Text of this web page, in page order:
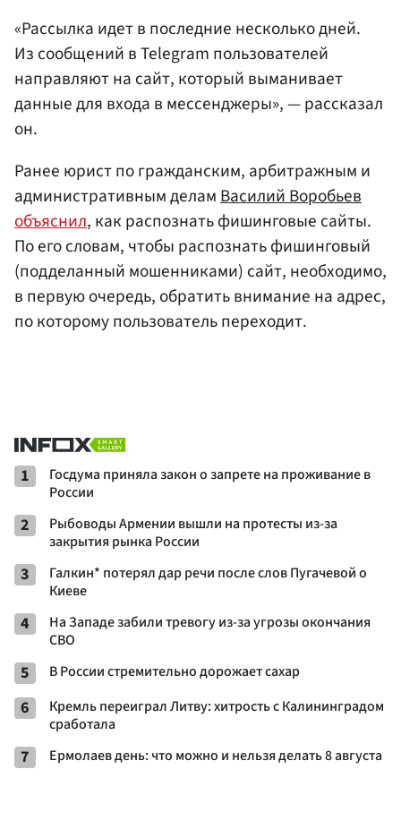
«Рассылка идет в последние несколько дней.
Из сообщений в Telegram пользователей
направляют на сайт, который выманивает
данные для входа в мессенджеры», — рассказал
он.
Ранее юрист по гражданским, арбитражным и
административным деламВасилий Воробьев
объяснил, как распознать фишинговые сайты.
По его словам, чтобы распознать фишинговый
(подделанный мошенниками) сайт, необходимо,
в первую очередь, обратить внимание на адрес,
по которому пользователь переходит.
1
Госдума приняла закон о запрете на проживание в
России
2
Рыбоводы Армении вышли на протесты из-за
закрытия рынка России
3
Галкин* потерял дар речи после слов Пугачевой о
Киеве
4
На Западе забили тревогу из-за угрозы окончания
СВО
5 В России стремительно дорожает сахар
6
Кремль переиграл Литву: хитрость с Калининградом
сработала
7 Ермолаев день: что можно и нельзя делать 8 августа